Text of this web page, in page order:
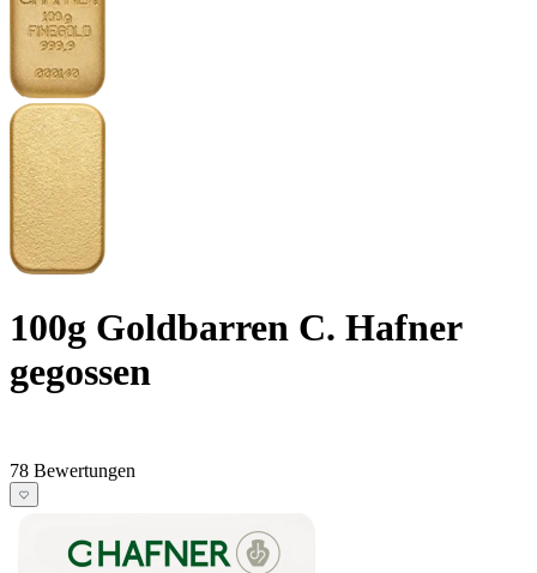
100g Goldbarren C. Hafner
gegossen
78 Bewertungen